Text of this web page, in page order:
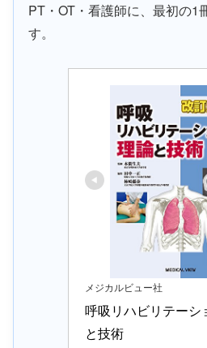
PT・OT・看護師に、最初の1
す。
メジカルビュー社
呼吸リハビリテーシ
と技術